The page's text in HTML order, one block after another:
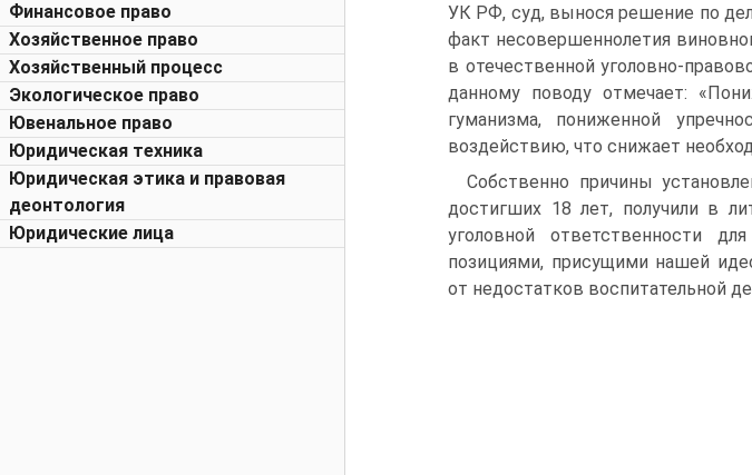
Финансовое право
Хозяйственное право
Хозяйственный процесс
Экологическое право
Ювенальное право
Юридическая техника
Юридическая этика и правовая
деонтология
Юридические лица
УК РФ, суд, вынося решение по
факт несовершеннолетия
в отечественной уголовно-
данному поводу отмечает:
гуманизма, пониженной
воздействию, что снижает
Собственно причины
достигших 18 лет, получили в
уголовной ответственности
позициями, присущими нашей
от недостатков воспитательной